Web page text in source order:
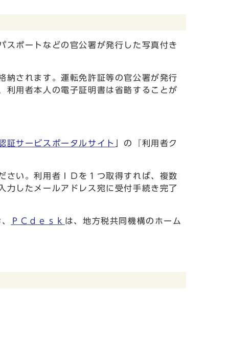
ポートなどの官公署が発行した写真付き
されます。運転免許証等の官公署が発行
利用者本人の電子証明書は省略することが
証サービスポータルサイト 」の『利用者ク
い。利用者ＩＤを１つ取得すれば、複数
力したメールアドレス宛に受付手続き完了
ＰＣｄｅｓｋ は、地方税共同機構のホーム